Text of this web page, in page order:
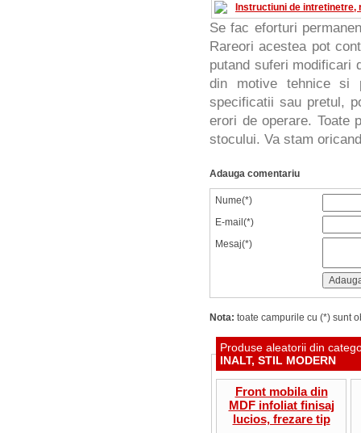
Instructiuni de intretinetre,
Se fac eforturi
Rareori acestea pot
putand suferi modificari
din motive tehnice si
specificatii sau pretul,
erori de operare. Toate
stocului. Va stam
Adauga comentariu
Nume(*)
E-mail(*)
Mesaj(*)
Nota: toate campurile cu (*) sunt
Produse aleatorii din
INALT, STIL MODERN
Front mobila din
MDF infoliat finisaj
lucios, frezare tip